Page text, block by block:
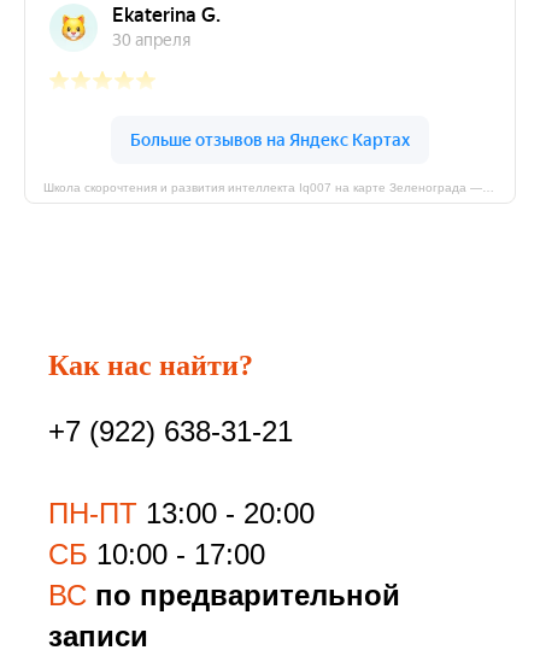
Как нас найти?
+7 (922) 638-31-21
ПН-ПТ 13:00 - 20:00
СБ 10:00 - 17:00
ВС по предварительной
записи